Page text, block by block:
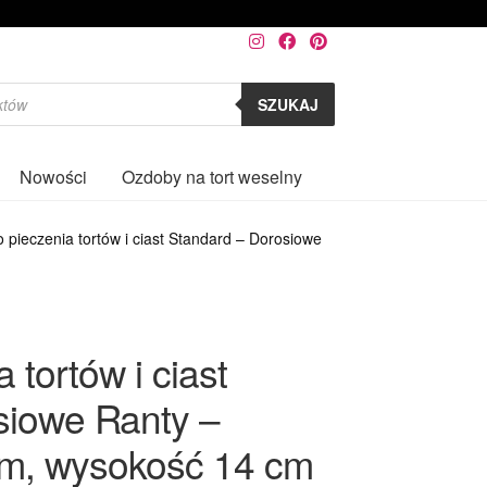
SZUKAJ
Nowości Ozdoby na tort weselny
pieczenia tortów i ciast Standard – Dorosiowe
tortów i ciast
Ranty –
wysokość 14 cm